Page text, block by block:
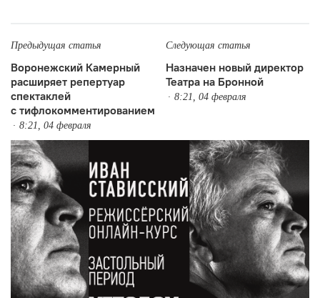
Предыдущая статья
Воронежский Камерный
расширяет репертуар
спектаклей
с тифлокомментированием
8:21, 04 февраля
Следующая статья
Назначен новый директор
Театра на Бронной
8:21, 04 февраля